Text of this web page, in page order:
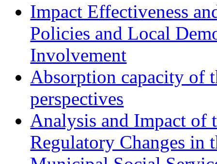
Impact Effectiveness
Policies and Local
Involvement
Absorption capacity of
perspectives
Analysis and Impact of
Regulatory Changes in